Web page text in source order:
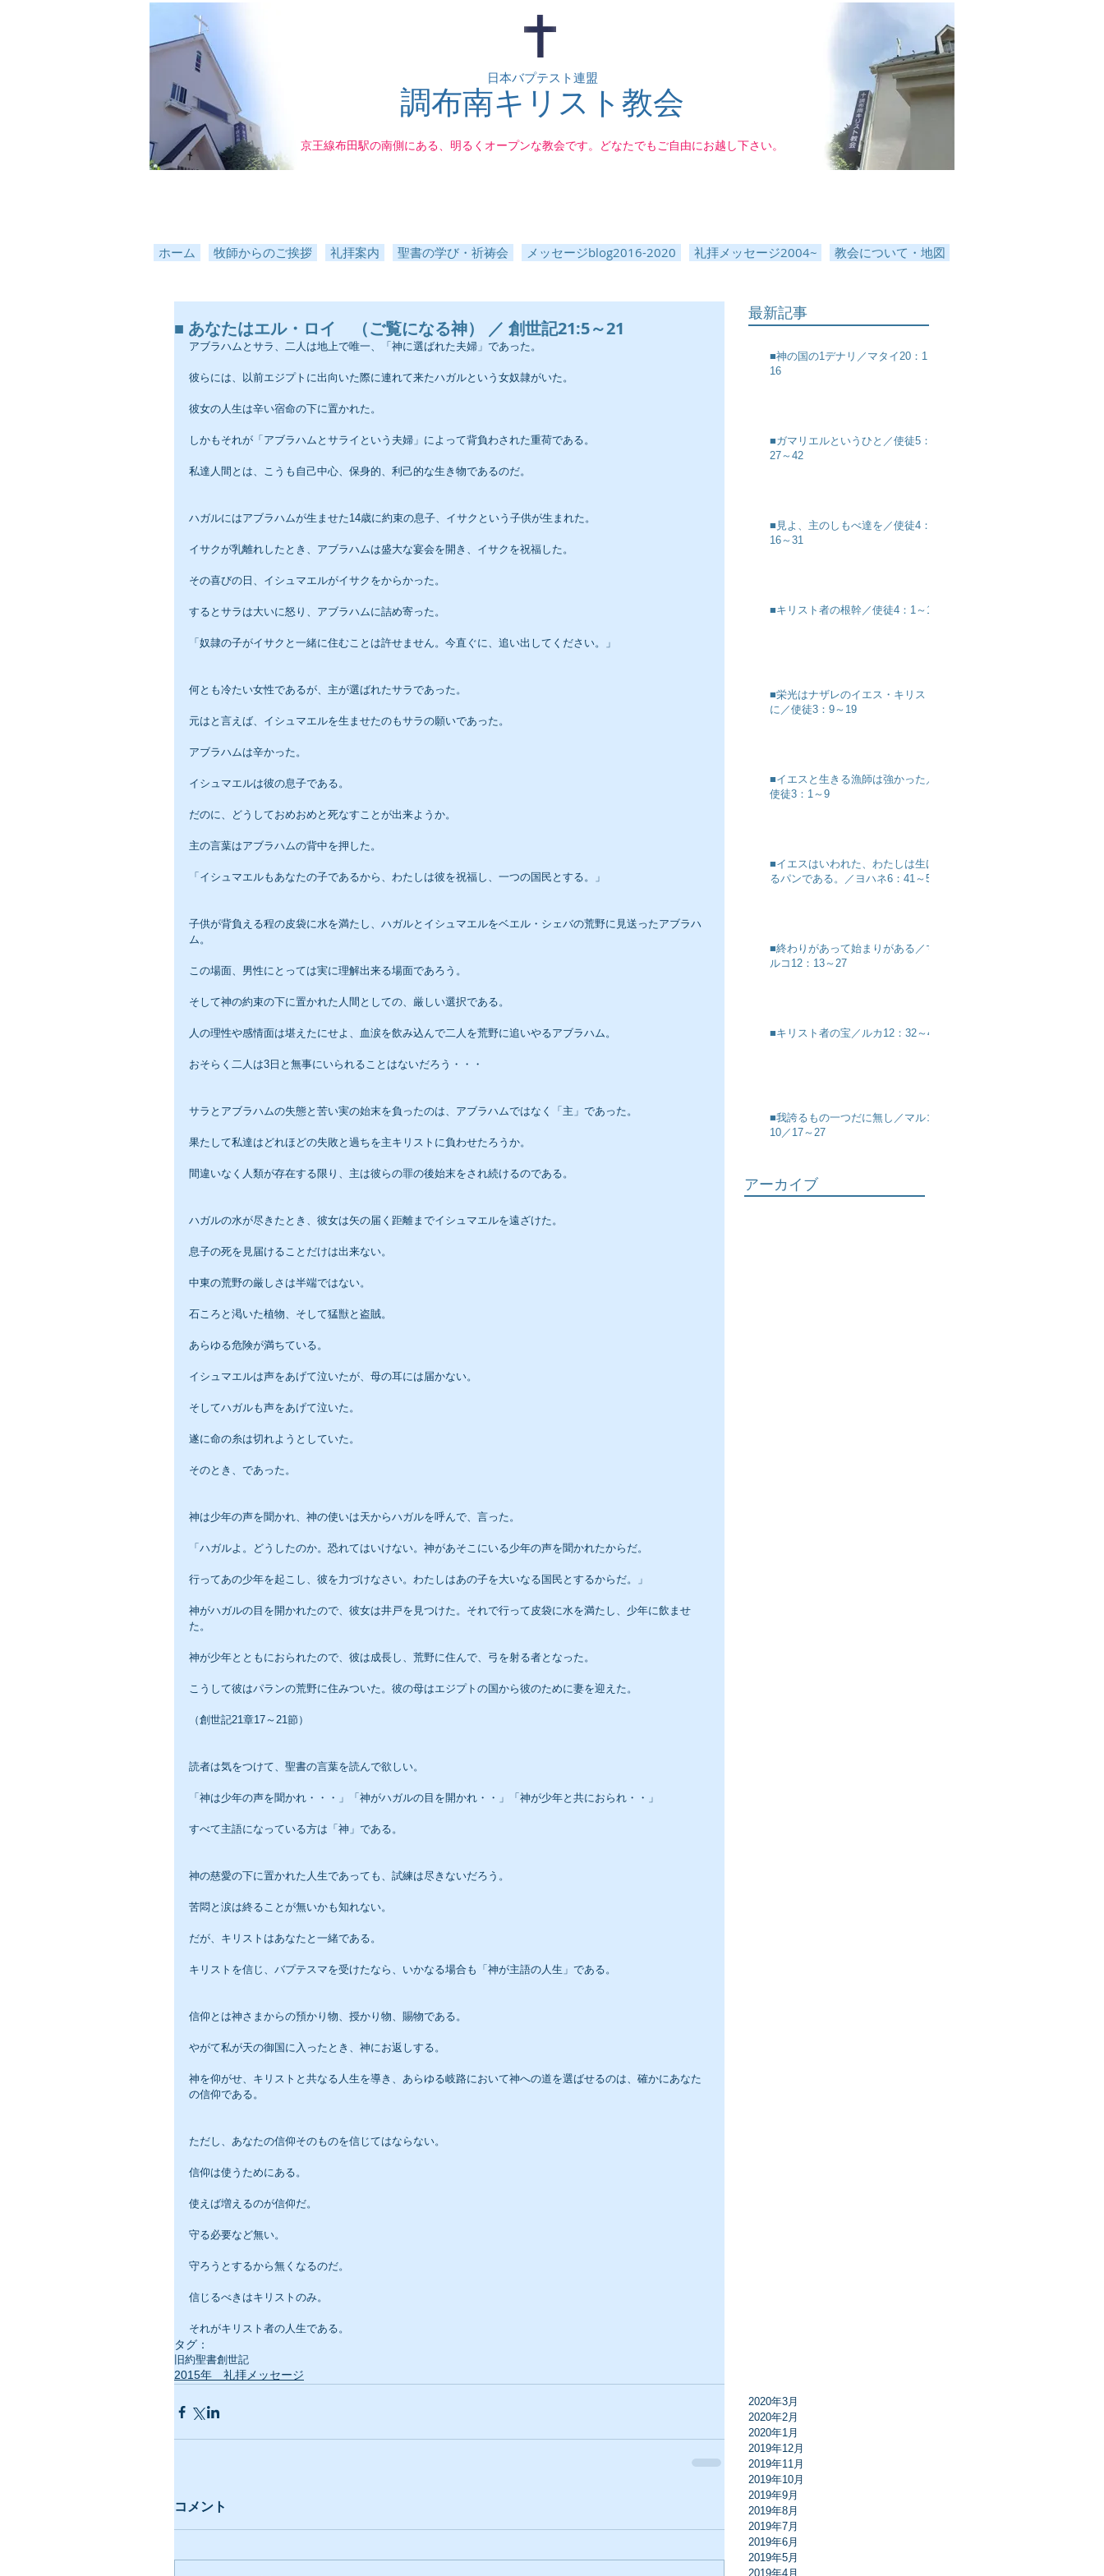
京王線布田駅の南側にある、明るくオープンな教会です。どなたでもご自由にお越し下さい。
日本バプテスト連盟
調布南キリスト教会
ホーム 牧師からのご挨拶 礼拝案内 聖書の学び・祈祷会 メッセージblog2016-2020 礼拝メッセージ2004~ 教会について・地図
■ あなたはエル・ロイ （ご覧になる神） ／ 創世記21:5～21
アブラハムとサラ、二人は地上で唯一、「神に選ばれた夫婦」であった。
彼らには、以前エジプトに出向いた際に連れて来たハガルという女奴隷がいた。
彼女の人生は辛い宿命の下に置かれた。
しかもそれが「アブラハムとサライという夫婦」によって背負わされた重荷である。
私達人間とは、こうも自己中心、保身的、利己的な生き物であるのだ。
ハガルにはアブラハムが生ませた14歳に約束の息子、イサクという子供が生まれた。
イサクが乳離れしたとき、アブラハムは盛大な宴会を開き、イサクを祝福した。
その喜びの日、イシュマエルがイサクをからかった。
するとサラは大いに怒り、アブラハムに詰め寄った。
「奴隷の子がイサクと一緒に住むことは許せません。今直ぐに、追い出してください。」
何とも冷たい女性であるが、主が選ばれたサラであった。
元はと言えば、イシュマエルを生ませたのもサラの願いであった。
アブラハムは辛かった。
イシュマエルは彼の息子である。
だのに、どうしておめおめと死なすことが出来ようか。
主の言葉はアブラハムの背中を押した。
「イシュマエルもあなたの子であるから、わたしは彼を祝福し、一つの国民とする。」
子供が背負える程の皮袋に水を満たし、ハガルとイシュマエルをベエル・シェバの荒野に見送ったアブラハ
ム。
この場面、男性にとっては実に理解出来る場面であろう。
そして神の約束の下に置かれた人間としての、厳しい選択である。
人の理性や感情面は堪えたにせよ、血涙を飲み込んで二人を荒野に追いやるアブラハム。
おそらく二人は3日と無事にいられることはないだろう・・・
サラとアブラハムの失態と苦い実の始末を負ったのは、アブラハムではなく「主」であった。
果たして私達はどれほどの失敗と過ちを主キリストに負わせたろうか。
間違いなく人類が存在する限り、主は彼らの罪の後始末をされ続けるのである。
ハガルの水が尽きたとき、彼女は矢の届く距離までイシュマエルを遠ざけた。
息子の死を見届けることだけは出来ない。
中東の荒野の厳しさは半端ではない。
石ころと渇いた植物、そして猛獣と盗賊。
あらゆる危険が満ちている。
イシュマエルは声をあげて泣いたが、母の耳には届かない。
そしてハガルも声をあげて泣いた。
遂に命の糸は切れようとしていた。
そのとき、であった。
神は少年の声を聞かれ、神の使いは天からハガルを呼んで、言った。
「ハガルよ。どうしたのか。恐れてはいけない。神があそこにいる少年の声を聞かれたからだ。
行ってあの少年を起こし、彼を力づけなさい。わたしはあの子を大いなる国民とするからだ。」
神がハガルの目を開かれたので、彼女は井戸を見つけた。それで行って皮袋に水を満たし、少年に飲ませ
た。
神が少年とともにおられたので、彼は成長し、荒野に住んで、弓を射る者となった。
こうして彼はパランの荒野に住みついた。彼の母はエジプトの国から彼のために妻を迎えた。
（創世記21章17～21節）
読者は気をつけて、聖書の言葉を読んで欲しい。
「神は少年の声を聞かれ・・・」「神がハガルの目を開かれ・・」「神が少年と共におられ・・」
すべて主語になっている方は「神」である。
神の慈愛の下に置かれた人生であっても、試練は尽きないだろう。
苦悶と涙は終ることが無いかも知れない。
だが、キリストはあなたと一緒である。
キリストを信じ、バプテスマを受けたなら、いかなる場合も「神が主語の人生」である。
信仰とは神さまからの預かり物、授かり物、賜物である。
やがて私が天の御国に入ったとき、神にお返しする。
神を仰がせ、キリストと共なる人生を導き、あらゆる岐路において神への道を選ばせるのは、確かにあなた
の信仰である。
ただし、あなたの信仰そのものを信じてはならない。
信仰は使うためにある。
使えば増えるのが信仰だ。
守る必要など無い。
守ろうとするから無くなるのだ。
信じるべきはキリストのみ。
それがキリスト者の人生である。
タグ：
旧約聖書創世記
2015年 礼拝メッセージ
コメント
最新記事
■神の国の1デナリ／マタイ20：1～
16
■ガマリエルというひと／使徒5：
27～42
■見よ、主のしもべ達を／使徒4：
16～31
■キリスト者の根幹／使徒4：1～12
■栄光はナザレのイエス・キリスト
に／使徒3：9～19
■イエスと生きる漁師は強かった／
使徒3：1～9
■イエスはいわれた、わたしは生け
るパンである。／ヨハネ6：41～51
■終わりがあって始まりがある／マ
ルコ12：13～27
■キリスト者の宝／ルカ12：32～40
■我誇るもの一つだに無し／マルコ
10／17～27
アーカイブ
2020年3月
2020年2月
2020年1月
2019年12月
2019年11月
2019年10月
2019年9月
2019年8月
2019年7月
2019年6月
2019年5月
2019年4月